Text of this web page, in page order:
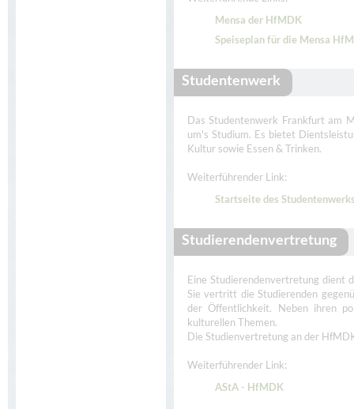
Mensa der HfMDK
Speiseplan für die Mensa
Studentenwerk
Das Studentenwerk Frankfurt am
um's Studium. Es bietet
Kultur sowie Essen & Trinken.
Weiterführender Link:
Startseite des
Studierendenvertretung
Eine Studierendenvertretung dient
Sie vertritt die Studierenden
der Öffentlichkeit. Neben ihren
kulturellen Themen.
Die Studienvertretung an der
Weiterführender Link:
AStA - HfMDK